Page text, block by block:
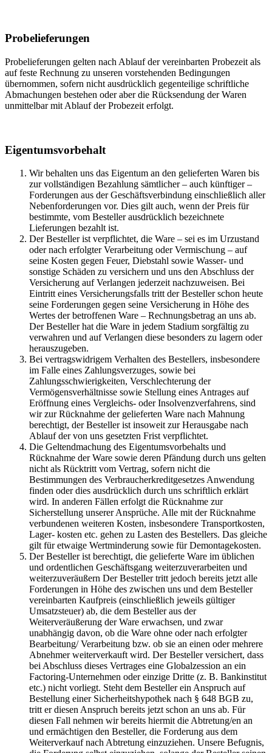
Probelieferungen
Probelieferungen gelten nach Ablauf der vereinbarten Probezeit als
auf feste Rechnung zu unseren vorstehenden Bedingungen
übernommen, sofern nicht ausdrücklich gegenteilige schriftliche
Abmachungen bestehen oder aber die Rücksendung der Waren
unmittelbar mit Ablauf der Probezeit erfolgt.
Eigentumsvorbehalt
Wir behalten uns das Eigentum an den gelieferten Waren bis
zur vollständigen Bezahlung sämtlicher – auch künftiger –
Forderungen aus der Geschäftsverbindung einschließlich aller
Nebenforderungen vor. Dies gilt auch, wenn der Preis für
bestimmte, vom Besteller ausdrücklich bezeichnete
Lieferungen bezahlt ist.
Der Besteller ist verpflichtet, die Ware – sei es im Urzustand
oder nach erfolgter Verarbeitung oder Vermischung – auf
seine Kosten gegen Feuer, Diebstahl sowie Wasser- und
sonstige Schäden zu versichern und uns den Abschluss der
Versicherung auf Verlangen jederzeit nachzuweisen. Bei
Eintritt eines Versicherungsfalls tritt der Besteller schon heute
seine Forderungen gegen seine Versicherung in Höhe des
Wertes der betroffenen Ware – Rechnungsbetrag an uns ab.
Der Besteller hat die Ware in jedem Stadium sorgfältig zu
verwahren und auf Verlangen diese besonders zu lagern oder
herauszugeben.
Bei vertragswidrigem Verhalten des Bestellers, insbesondere
im Falle eines Zahlungsverzuges, sowie bei
Zahlungsschwierigkeiten, Verschlechterung der
Vermögensverhältnisse sowie Stellung eines Antrages auf
Eröffnung eines Vergleichs- oder Insolvenzverfahrens, sind
wir zur Rücknahme der gelieferten Ware nach Mahnung
berechtigt, der Besteller ist insoweit zur Herausgabe nach
Ablauf der von uns gesetzten Frist verpflichtet.
Die Geltendmachung des Eigentumsvorbehalts und
Rücknahme der Ware sowie deren Pfändung durch uns gelten
nicht als Rücktritt vom Vertrag, sofern nicht die
Bestimmungen des Verbraucherkreditgesetzes Anwendung
finden oder dies ausdrücklich durch uns schriftlich erklärt
wird. In anderen Fällen erfolgt die Rücknahme zur
Sicherstellung unserer Ansprüche. Alle mit der Rücknahme
verbundenen weiteren Kosten, insbesondere Transportkosten,
Lager- kosten etc. gehen zu Lasten des Bestellers. Das gleiche
gilt für etwaige Wertminderung sowie für Demontagekosten.
Der Besteller ist berechtigt, die gelieferte Ware im üblichen
und ordentlichen Geschäftsgang weiterzuverarbeiten und
weiterzuveräußern Der Besteller tritt jedoch bereits jetzt alle
Forderungen in Höhe des zwischen uns und dem Besteller
vereinbarten Kaufpreis (einschließlich jeweils gültiger
Umsatzsteuer) ab, die dem Besteller aus der
Weiterveräußerung der Ware erwachsen, und zwar
unabhängig davon, ob die Ware ohne oder nach erfolgter
Bearbeitung/ Verarbeitung bzw. ob sie an einen oder mehrere
Abnehmer weiterverkauft wird. Der Besteller versichert, dass
bei Abschluss dieses Vertrages eine Globalzession an ein
Factoring-Unternehmen oder einzige Dritte (z. B. Bankinstitut
etc.) nicht vorliegt. Steht dem Besteller ein Anspruch auf
Bestellung einer Sicherheitshypothek nach § 648 BGB zu,
tritt er diesen Anspruch bereits jetzt schon an uns ab. Für
diesen Fall nehmen wir bereits hiermit die Abtretung/en an
und ermächtigen den Besteller, die Forderung aus dem
Weiterverkauf nach Abtretung einzuziehen. Unsere Befugnis,